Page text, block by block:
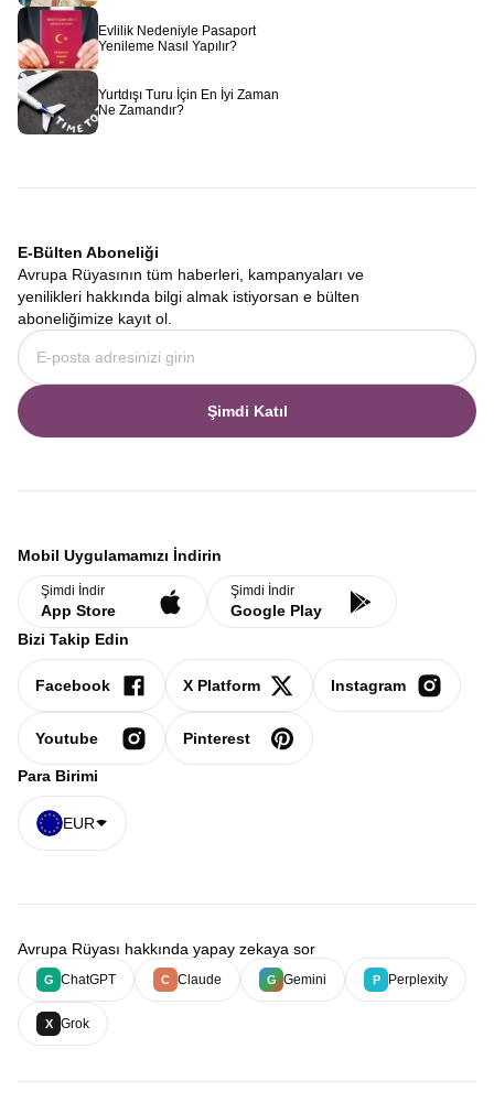
Evlilik Nedeniyle Pasaport
Yenileme Nasıl Yapılır?
Yurtdışı Turu İçin En İyi Zaman
Ne Zamandır?
E-Bülten Aboneliği
Avrupa Rüyasının tüm haberleri, kampanyaları ve
yenilikleri hakkında bilgi almak istiyorsan e bülten
aboneliğimize kayıt ol.
Şimdi Katıl
Mobil Uygulamamızı İndirin
Şimdi İndir
App Store
Şimdi İndir
Google Play
Bizi Takip Edin
Facebook X Platform Instagram
Youtube Pinterest
Para Birimi
EUR
Avrupa Rüyası hakkında yapay zekaya sor
G ChatGPT C Claude G Gemini P Perplexity
X Grok